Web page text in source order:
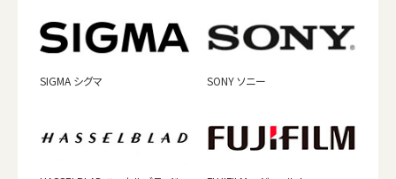
SIGMA シグマ SONY ソニー